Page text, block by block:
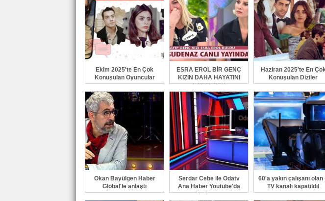
Ekim 2025'te En Çok
Konuşulan Oyuncular
ESRA EROL BİR GENÇ
KIZIN DAHA HAYATINI
KURTARDI!
Haziran 2025'te En
Konuşulan Diziler
Okan Bayülgen Haber
Global'le anlaştı
Serdar Cebe ile Odatv
Ana Haber Youtube'da
başlıyor...
60'a yakın çalışanı olan
TV kanalı kapatıldı!